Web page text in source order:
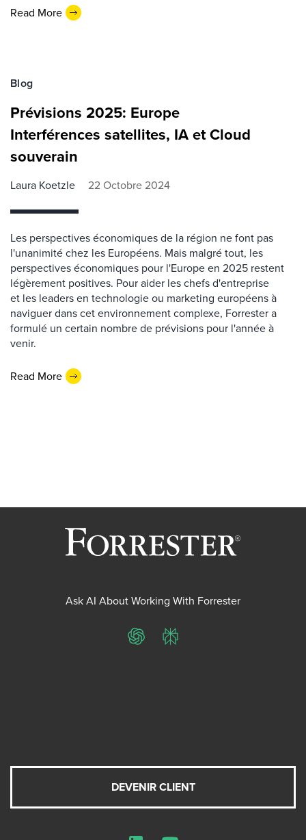
Read More
Blog
Prévisions 2025: Europe
Interférences satellites, IA et Cloud
souverain
Laura Koetzle 22 Octobre 2024
Les perspectives économiques de la région ne font pas
l'unanimité chez les Européens. Mais malgré tout, les
perspectives économiques pour l'Europe en 2025 restent
légèrement positives. Pour aider les chefs d'entreprise
et les leaders en technologie ou marketing européens à
naviguer dans cet environnement complexe, Forrester a
formulé un certain nombre de prévisions pour l'année à
venir.
Read More
Ask AI About Working With Forrester
ChatGPTPerplexity
DEVENIR CLIENT